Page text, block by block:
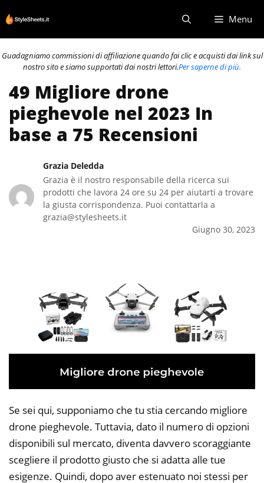
al
contenuto
Menu
Guadagniamo commissioni di affiliazione quando fai clic e acquisti dai link sul
nostro sito e siamo supportati dai nostri lettori.Per saperne di più.
49 Migliore drone
pieghevole nel 2023 In
base a 75 Recensioni
Grazia Deledda
Grazia è il nostro responsabile della ricerca sui
prodotti che lavora 24 ore su 24 per aiutarti a trovare
la giusta corrispondenza. Puoi contattarla a
grazia@stylesheets.it
Giugno 30, 2023
Se sei qui, supponiamo che tu stia cercando migliore
drone pieghevole. Tuttavia, dato il numero di opzioni
disponibili sul mercato, diventa davvero scoraggiante
scegliere il prodotto giusto che si adatta alle tue
esigenze. Quindi, dopo aver estenuato noi stessi per